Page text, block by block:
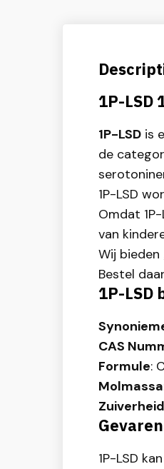
1P-LSD
1P-LSD is
de
1P-LSD
Omdat
van
Wij
Bestel
1P-LSD
CAS
Formule:
Molmassa
Zuiverheid
1P-LSD